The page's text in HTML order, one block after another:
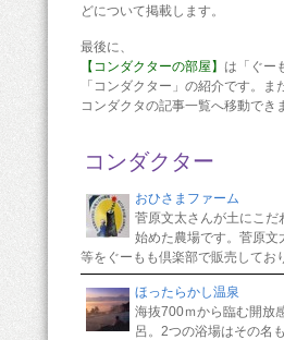
どについて掲載します。
最後に、
【コンダクターの部屋】 は「ぐー
「コンダクター」の紹介です。ま
コンダクタの記事一覧へ移動でき
コンダクター
おひさまファーム
菅原文太さんが土にこだ
始めた農場です。菅原文
等をぐーもも倶楽部で販売してお
ほったらかし温泉
海抜700ｍから臨む開放
呂。2つの浴場はその名